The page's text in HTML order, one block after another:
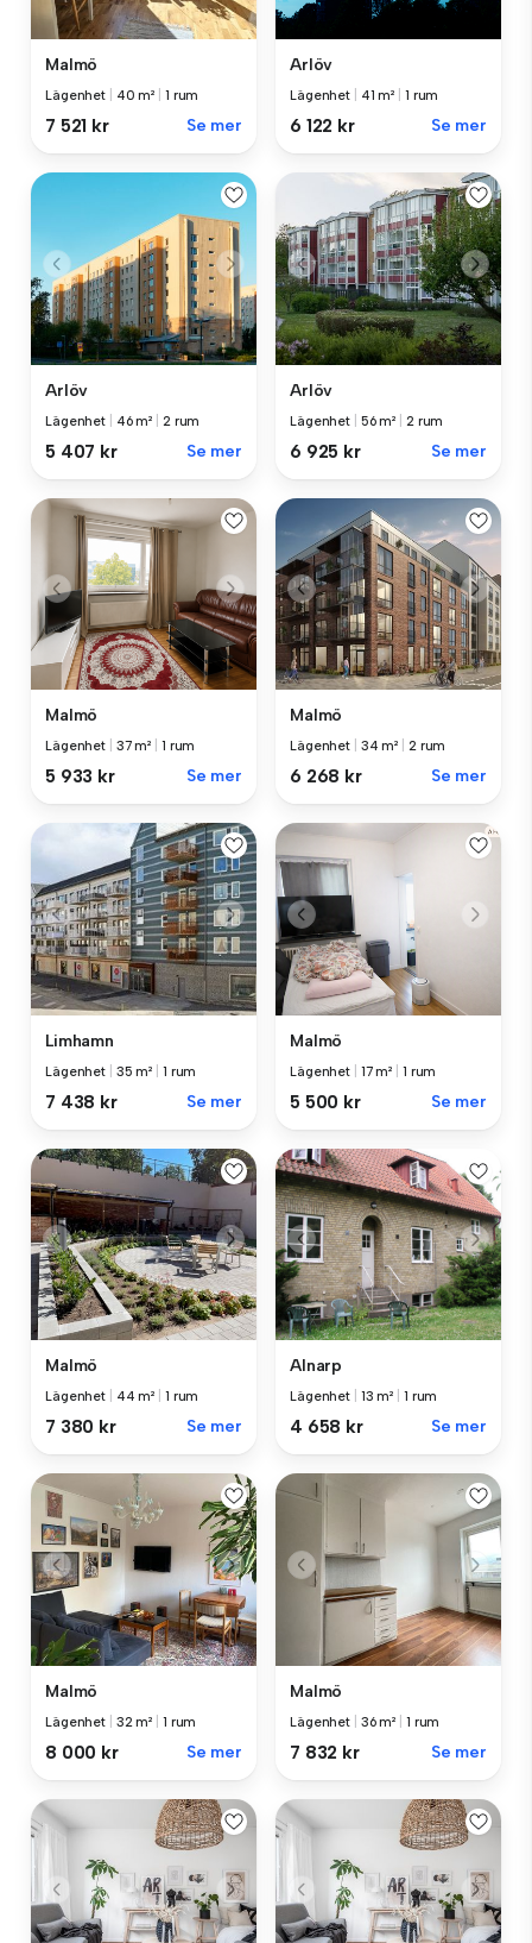
Malmö
Lägenhet 40 m² 1 rum
7 521 kr Se mer
Arlöv
Lägenhet 41 m² 1 rum
6 122 kr Se mer
Arlöv
Lägenhet 46 m² 2 rum
5 407 kr Se mer
Arlöv
Lägenhet 56 m² 2 rum
6 925 kr Se mer
Malmö
Lägenhet 37 m² 1 rum
5 933 kr Se mer
Malmö
Lägenhet 34 m² 2 rum
6 268 kr Se mer
Limhamn
Lägenhet 35 m² 1 rum
7 438 kr Se mer
Malmö
Lägenhet 17 m² 1 rum
5 500 kr Se mer
Malmö
Lägenhet 44 m² 1 rum
7 380 kr Se mer
Alnarp
Lägenhet 13 m² 1 rum
4 658 kr Se mer
Malmö
Lägenhet 32 m² 1 rum
8 000 kr Se mer
Malmö
Lägenhet 36 m² 1 rum
7 832 kr Se mer